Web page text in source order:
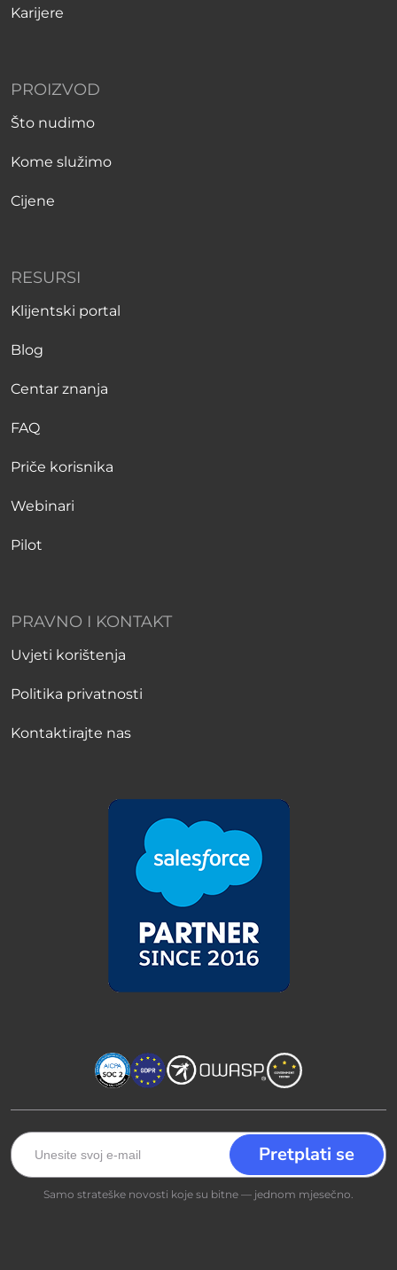
Karijere
PROIZVOD
Što nudimo
Kome služimo
Cijene
RESURSI
Klijentski portal
Blog
Centar znanja
FAQ
Priče korisnika
Webinari
Pilot
PRAVNO I KONTAKT
Uvjeti korištenja
Politika privatnosti
Kontaktirajte nas
Samo strateške novosti koje su bitne — jednom mjesečno.